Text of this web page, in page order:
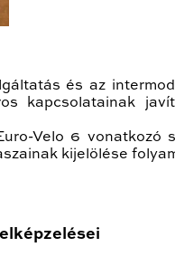
és az
kapcsolatainak
Velo 6 vonatkozó
kijelölése